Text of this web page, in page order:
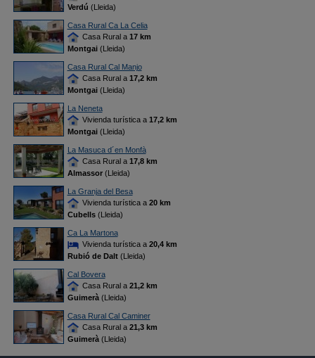
Verdú (Lleida)
Casa Rural Ca La Celia
Casa Rural a 17 km
Montgai(Lleida)
Casa Rural Cal Manjo
Casa Rural a 17,2 km
Montgai(Lleida)
La Neneta
Vivienda turística a 17,2 km
Montgai(Lleida)
La Masuca d´en Monfà
Casa Rural a 17,8 km
Almassor(Lleida)
La Granja del Besa
Vivienda turística a 20 km
Cubells(Lleida)
Ca La Martona
Vivienda turística a 20,4 km
Rubió de Dalt(Lleida)
Cal Bovera
Casa Rural a 21,2 km
Guimerà(Lleida)
Casa Rural Cal Caminer
Casa Rural a 21,3 km
Guimerà(Lleida)